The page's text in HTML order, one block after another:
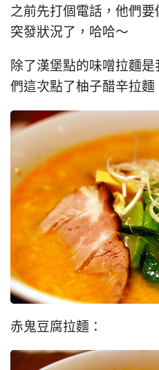
之前先打個電話，他們
突發狀況了，哈哈～
除了漢堡點的味噌拉麵
們這次點了柚子醋辛拉麵
赤鬼豆腐拉麵：